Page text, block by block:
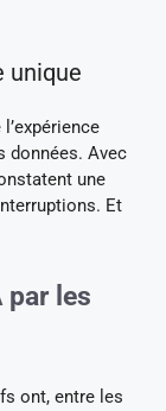
unique
données. Avec
une
Et
par les
ont, entre les